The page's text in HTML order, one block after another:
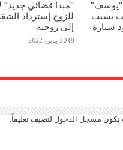
بسبب
سيارة
“مبدأ قضائي جديد”
للزوج إسترداد
إلي زوجته
30 يناير، 2022
تكون مسجل الدخول لتضيف تعليقاً.